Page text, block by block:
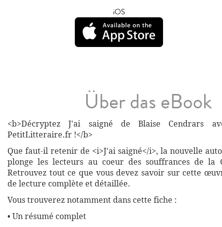
iOS
Über das eBook
<b>Décryptez J'ai saigné de Blaise Cendrars
PetitLitteraire.fr !</b>
Que faut-il retenir de <i>J'ai saigné</i>, la nouvelle
plonge les lecteurs au coeur des souffrances de la
Retrouvez tout ce que vous devez savoir sur cette
de lecture complète et détaillée.
Vous trouverez notamment dans cette fiche :
• Un résumé complet